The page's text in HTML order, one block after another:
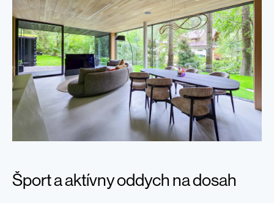
Šport a aktívny oddych na dosah